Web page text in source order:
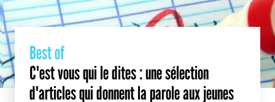
Best of
C'est vous qui le dites : une sélection
d'articles qui donnent la parole aux jeunes